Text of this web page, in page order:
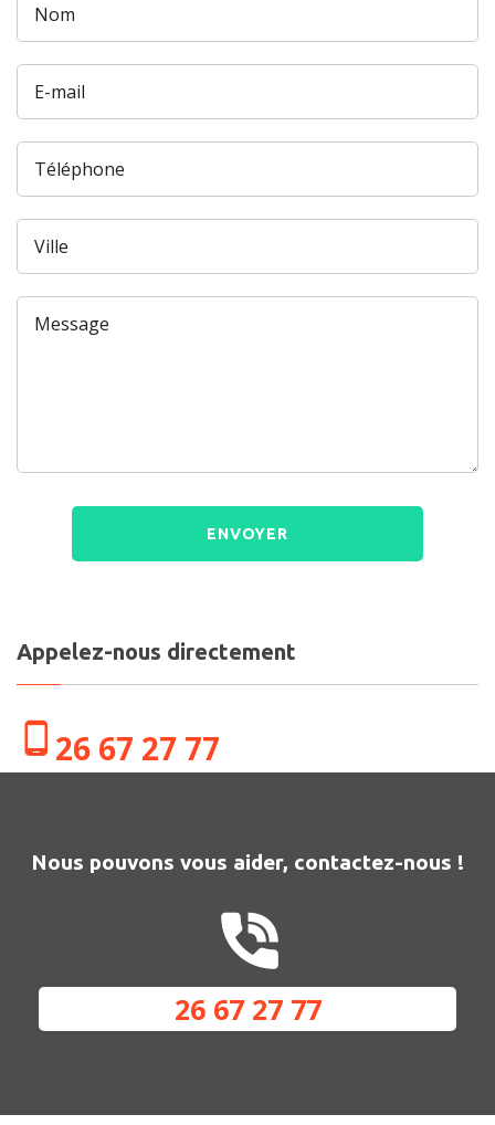
Nom
E-mail
Téléphone
Ville
Message
ENVOYER
Appelez-nous directement
26 67 27 77
Nous pouvons vous aider, contactez-nous !
26 67 27 77